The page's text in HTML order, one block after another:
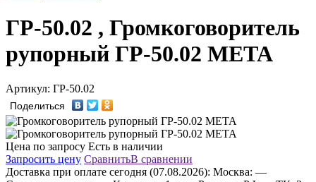
ГР-50.02 , Громкоговоритель
рупорный ГР-50.02 МЕТА
Артикул: ГР-50.02
Поделиться
Цена по запросу Есть в наличии
Запросить цену СравнитьВ сравнении
Доставка при оплате сегодня (07.08.2026): Москва: —